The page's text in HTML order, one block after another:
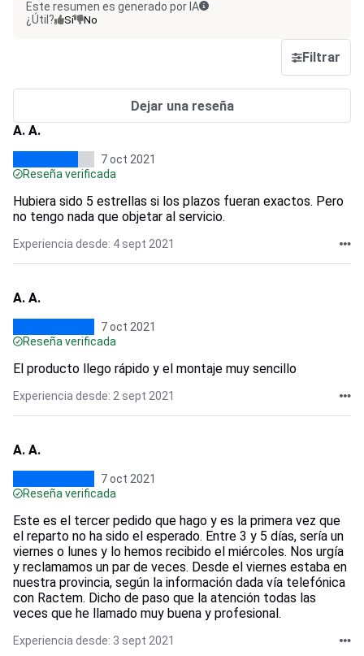
Este resumen es generado por IA
¿Útil?
Sí No
Filtrar
Dejar una reseña
A. A.
7 oct 2021
Reseña verificada
Hubiera sido 5 estrellas si los plazos fueran exactos. Pero
no tengo nada que objetar al servicio.
Experiencia desde: 4 sept 2021
A. A.
7 oct 2021
Reseña verificada
El producto llego rápido y el montaje muy sencillo
Experiencia desde: 2 sept 2021
A. A.
7 oct 2021
Reseña verificada
Este es el tercer pedido que hago y es la primera vez que
el reparto no ha sido el esperado. Entre 3 y 5 días, sería un
viernes o lunes y lo hemos recibido el miércoles. Nos urgía
y reclamamos un par de veces. Desde el viernes estaba en
nuestra provincia, según la información dada vía telefónica
con Ractem. Dicho de paso que la atención todas las
veces que he llamado muy buena y profesional.
Experiencia desde: 3 sept 2021